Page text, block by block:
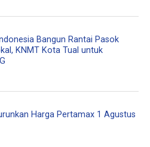
Bangun Rantai Pasok
KNMT Kota Tual untuk
Harga Pertamax 1 Agustus